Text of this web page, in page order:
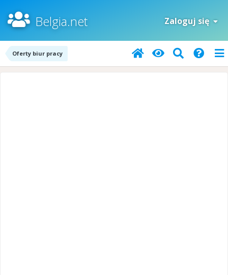
Belgia.net Zaloguj się
Oferty biur pracy